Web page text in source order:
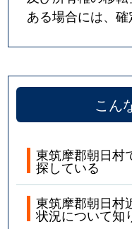
ある場合には、確
こん
東筑摩郡朝日村
探している
東筑摩郡朝日村
状況について知